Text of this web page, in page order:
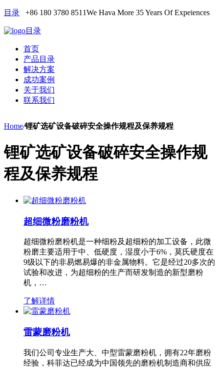
目录 +86 180 3780 8511We Hava More 35 Years Of Expeiences
目录
首页
产品目录
解决方案
成功案例
关于我们
联系我们
Home/锂矿选矿设备破碎安全操作规程及保养规程
锂矿选矿设备破碎安全操作规
程及保养规程
超细微粉磨粉机
超细微粉磨粉机是一种细粉及超细粉的加工设备，此微
粉磨主要适用于中、低硬度，湿度小于6%，莫氏硬度在
9级以下的非易燃易爆的非金属物料。它是经过20多次的
试验和改进，为超细粉的生产而研发制造的新型磨粉
机，…
了解详情
雷蒙磨粉机
我们公司专业生产大、中型雷蒙磨粉机，拥有22年磨粉
经验，科菲达已经成为中国领先的磨粉机制造商和供应